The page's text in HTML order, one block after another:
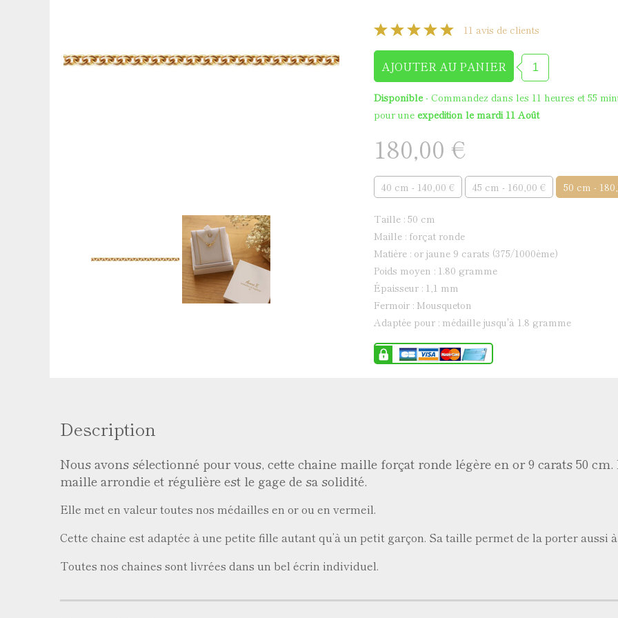
Réparation de médailles
11 avis de clients
Disponible- Commandez dans les 11 heures et 55
pour une expédition le mardi 11 Août
180,00 €
40 cm - 140,00 € 45 cm - 160,00 € 50 cm -
taille : 50 cm
maille : forçat ronde
matière : or jaune 9 carats (375/1000ème)
poids moyen : 1.80 gramme
épaisseur : 1,1 mm
fermoir : Mousqueton
adaptée pour : médaille jusqu'à 1.8 gramme
Description
Nous avons sélectionné pour vous, cette chaine maille forçat ronde légère en or 9 carats 50
maille arrondie et régulière est le gage de sa solidité.
Elle met en valeur toutes nos médailles en or ou en vermeil.
Cette chaine est adaptée à une petite fille autant qu’à un petit garçon. Sa taille permet de la porter aussi à
Toutes nos chaines sont livrées dans un bel écrin individuel.